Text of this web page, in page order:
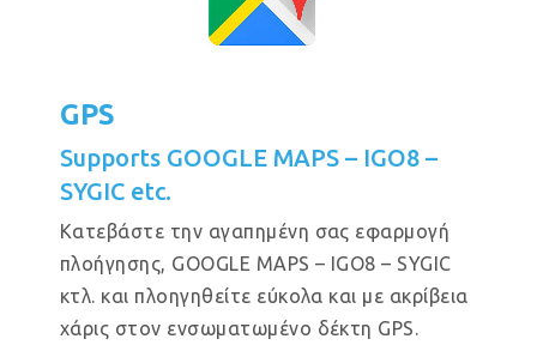
GPS
Supports GOOGLE MAPS – IGO8 –
SYGIC etc.
Κατεβάστε την αγαπημένη σας εφαρμογή
πλοήγησης, GOOGLE MAPS – IGO8 – SYGIC
κτλ. και πλοηγηθείτε εύκολα και με ακρίβεια
χάρις στον ενσωματωμένο δέκτη GPS.